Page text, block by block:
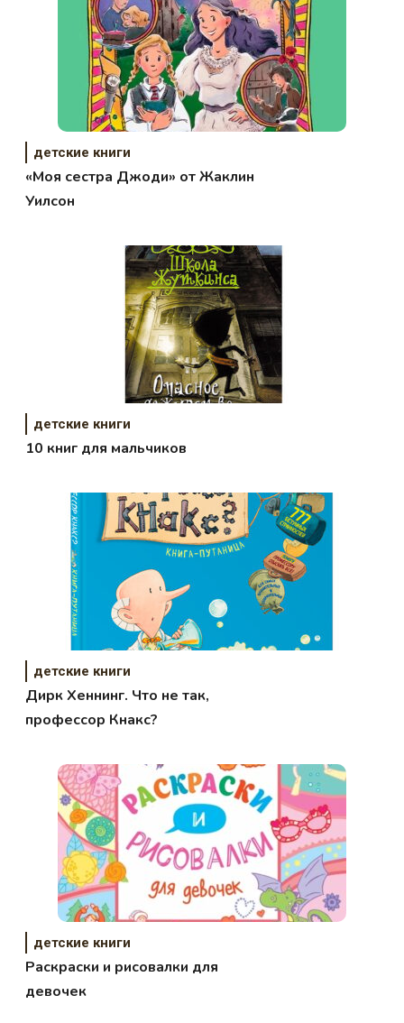
детские книги
«Моя сестра Джоди» от Жаклин
Уилсон
детские книги
10 книг для мальчиков
детские книги
Дирк Хеннинг. Что не так,
профессор Кнакс?
детские книги
Раскраски и рисовалки для
девочек